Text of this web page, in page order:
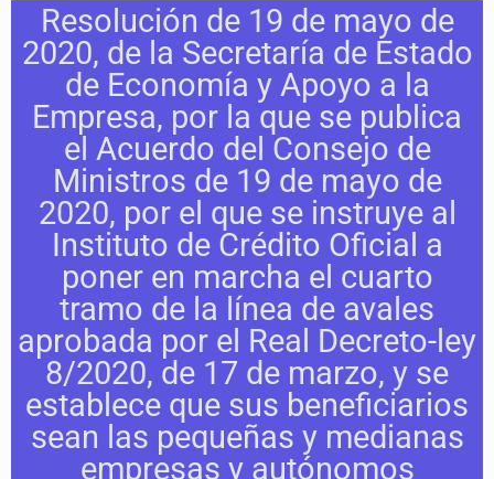
Resolución de 19 de mayo de
2020, de la Secretaría de Estado
de Economía y Apoyo a la
Empresa, por la que se publica
el Acuerdo del Consejo de
Ministros de 19 de mayo de
2020, por el que se instruye al
Instituto de Crédito Oficial a
poner en marcha el cuarto
tramo de la línea de avales
aprobada por el Real Decreto-ley
8/2020, de 17 de marzo, y se
establece que sus beneficiarios
sean las pequeñas y medianas
empresas y autónomos